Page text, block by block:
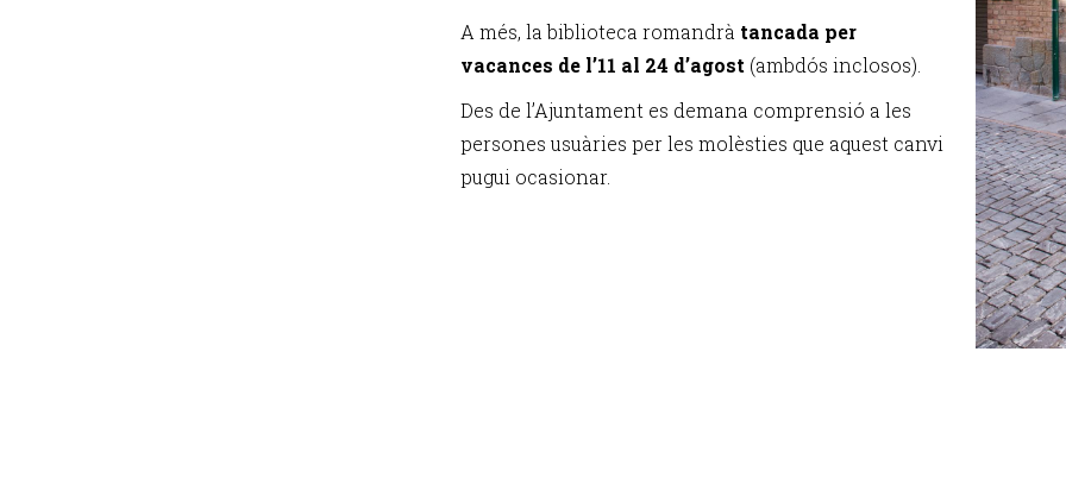
A més, la biblioteca romandrà tancada per
vacances de l’11 al 24 d’agost (ambdós inclosos).
Des de l’Ajuntament es demana comprensió a les
persones usuàries per les molèsties que aquest canvi
pugui ocasionar.